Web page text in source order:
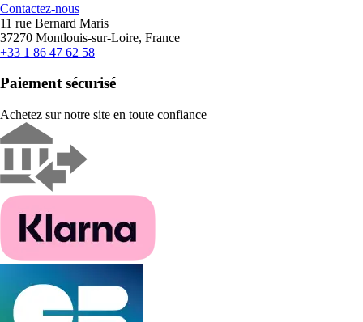
Contactez-nous
11 rue Bernard Maris
37270 Montlouis-sur-Loire, France
+33 1 86 47 62 58
Paiement sécurisé
Achetez sur notre site en toute confiance